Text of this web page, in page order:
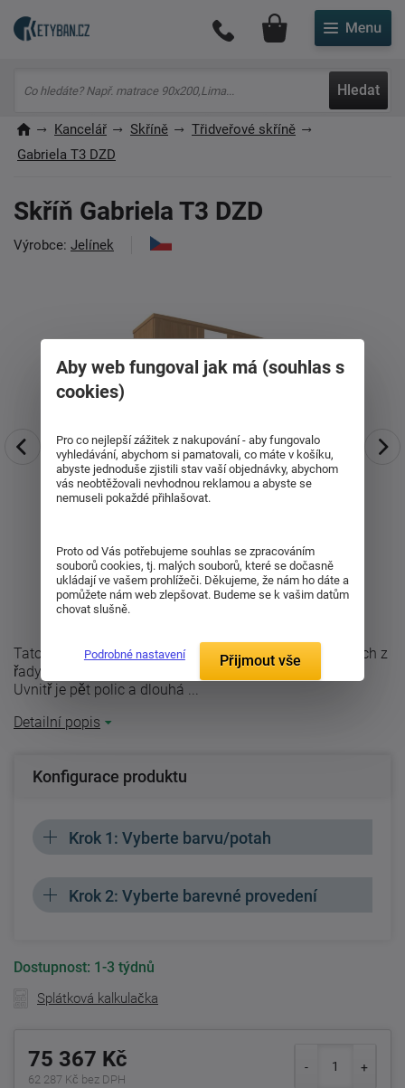
Hledat
Můj účet
Kancelář Skříně
Třidveřové skříně
Gabriela T3 DZD
Skříň Gabriela T3 DZD
Výrobce: Jelínek
Tato třídvéřová skříň se zrcadlem na prostředních dveřích z
řady Gabriela se vyrábí v rozměrech 63x153x210 cm.
Uvnitř je pět polic a dlouhá ...
Detailní popis
Konfigurace produktu
Krok 1: Vyberte barvu/potah
Krok 2: Vyberte barevné provedení
Dostupnost: 1-3 týdnů
Splátková kalkulačka
75 367 Kč
62 287 Kč bez DPH
Aby web fungoval jak má (souhlas s
cookies)
Pro co nejlepší zážitek z nakupování - aby fungovalo
vyhledávání, abychom si pamatovali, co máte v košíku,
abyste jednoduše zjistili stav vaší objednávky, abychom
vás neobtěžovali nevhodnou reklamou a abyste se
nemuseli pokaždé přihlašovat.
Proto od Vás potřebujeme souhlas se zpracováním
souborů cookies, tj. malých souborů, které se dočasně
ukládají ve vašem prohlížeči. Děkujeme, že nám ho dáte a
pomůžete nám web zlepšovat. Budeme se k vašim datům
chovat slušně.
Podrobné nastavení Přijmout vše